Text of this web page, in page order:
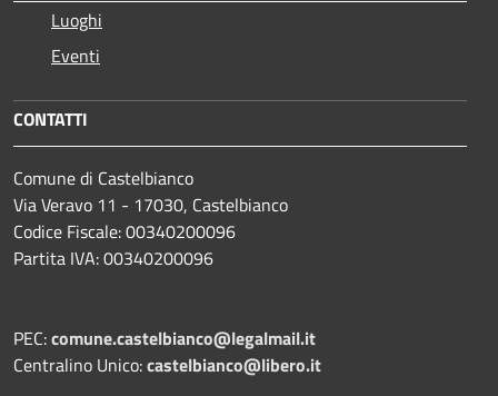
Luoghi
Eventi
CONTATTI
Comune di Castelbianco
Via Veravo 11 - 17030, Castelbianco
Codice Fiscale: 00340200096
Partita IVA: 00340200096
PEC:comune.castelbianco@legalmail.it
Centralino Unico:castelbianco@libero.it